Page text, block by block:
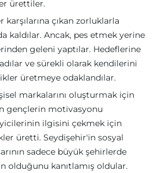
ürettiler.
çıkan zorluklarla
kaldılar. Ancak, pes etmek yerine
geleni yaptılar. Hedeflerine
ve sürekli olarak kendilerini
üretmeye odaklandılar.
markalarını oluşturmak için
gençlerin motivasyonu
ilgisini çekmek için
üretti. Seydişehir'in sosyal
sadece büyük şehirlerde
olduğunu kanıtlamış oldular.